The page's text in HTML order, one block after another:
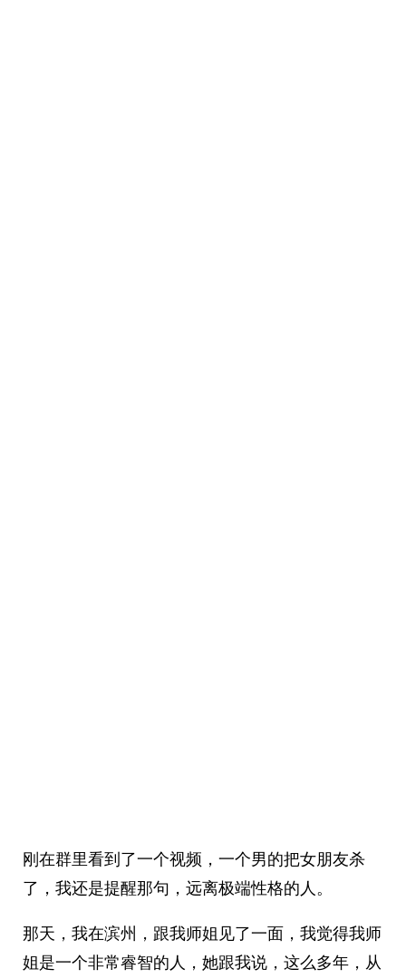
刚在群里看到了一个视频，一个男的把女朋友杀
了，我还是提醒那句，远离极端性格的人。
那天，我在滨州，跟我师姐见了一面，我觉得我师
姐是一个非常睿智的人，她跟我说，这么多年，从